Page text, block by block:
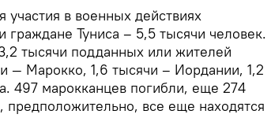
в военных действиях
граждане Туниса – 5,5 тысячи человек.
тысячи подданных или жителей
— Марокко, 1,6 тысячи – Иордании, 1,2
497 марокканцев погибли, еще 274
предположительно, все еще находятся